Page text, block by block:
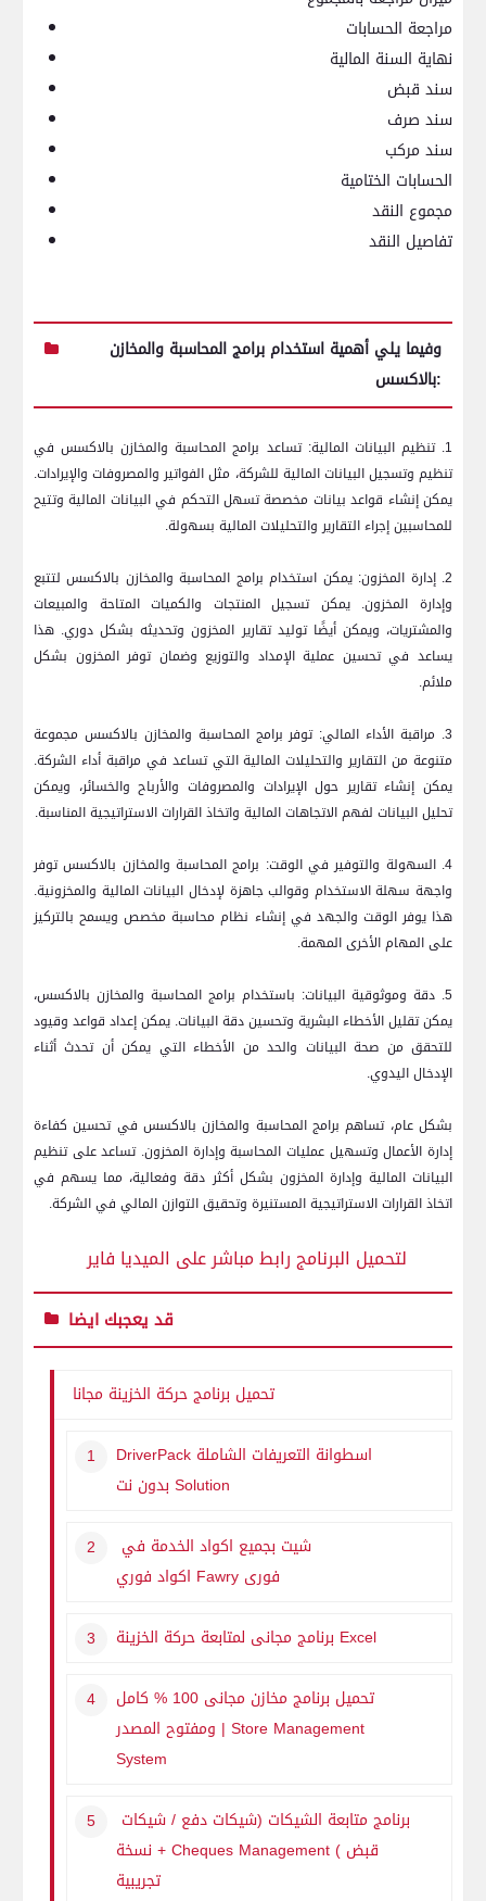
مراجعة الحسابات
نهاية السنة المالية
سند قبض
سند صرف
سند مركب
الحسابات الختامية
مجموع النقد
تفاصيل النقد
وفيما يلي أهمية استخدام برامج المحاسبة والمخازن
بالاكسس:
1. تنظيم البيانات المالية: تساعد برامج المحاسبة والمخازن بالاكسس في
تنظيم وتسجيل البيانات المالية للشركة، مثل الفواتير والمصروفات والإيرادات.
يمكن إنشاء قواعد بيانات مخصصة تسهل التحكم في البيانات المالية وتتيح
للمحاسبين إجراء التقارير والتحليلات المالية بسهولة.
2. إدارة المخزون: يمكن استخدام برامج المحاسبة والمخازن بالاكسس لتتبع
وإدارة المخزون. يمكن تسجيل المنتجات والكميات المتاحة والمبيعات
والمشتريات، ويمكن أيضًا توليد تقارير المخزون وتحديثه بشكل دوري. هذا
يساعد في تحسين عملية الإمداد والتوزيع وضمان توفر المخزون بشكل
ملائم.
3. مراقبة الأداء المالي: توفر برامج المحاسبة والمخازن بالاكسس مجموعة
متنوعة من التقارير والتحليلات المالية التي تساعد في مراقبة أداء الشركة.
يمكن إنشاء تقارير حول الإيرادات والمصروفات والأرباح والخسائر، ويمكن
تحليل البيانات لفهم الاتجاهات المالية واتخاذ القرارات الاستراتيجية المناسبة.
4. السهولة والتوفير في الوقت: برامج المحاسبة والمخازن بالاكسس توفر
واجهة سهلة الاستخدام وقوالب جاهزة لإدخال البيانات المالية والمخزونية.
هذا يوفر الوقت والجهد في إنشاء نظام محاسبة مخصص ويسمح بالتركيز
على المهام الأخرى المهمة.
5. دقة وموثوقية البيانات: باستخدام برامج المحاسبة والمخازن بالاكسس،
يمكن تقليل الأخطاء البشرية وتحسين دقة البيانات. يمكن إعداد قواعد وقيود
للتحقق من صحة البيانات والحد من الأخطاء التي يمكن أن تحدث أثناء
الإدخال اليدوي.
بشكل عام، تساهم برامج المحاسبة والمخازن بالاكسس في تحسين كفاءة
إدارة الأعمال وتسهيل عمليات المحاسبة وإدارة المخزون. تساعد على تنظيم
البيانات المالية وإدارة المخزون بشكل أكثر دقة وفعالية، مما يسهم في
اتخاذ القرارات الاستراتيجية المستنيرة وتحقيق التوازن المالي في الشركة.
لتحميل البرنامج رابط مباشر على الميديا فاير
قد يعجبك ايضا
تحميل برنامج حركة الخزينة مجانا
اسطوانة التعريفات الشاملة DriverPack
Solution بدون نت
فورى Fawry اكواد فوري
Excel
تحميل برنامج مخازن مجانى 100 % كامل
ومفتوح المصدر | Store Management
System
قبض )Cheques Management+ نسخة
تجريبية